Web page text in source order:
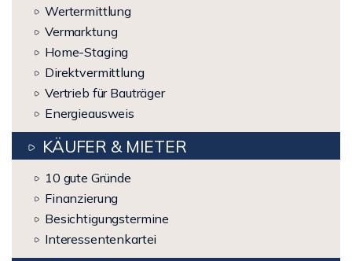
Wertermittlung
Vermarktung
Home-Staging
Direktvermittlung
Vertrieb für Bauträger
Energieausweis
KÄUFER & MIETER
10 gute Gründe
Finanzierung
Besichtigungstermine
Interessentenkartei